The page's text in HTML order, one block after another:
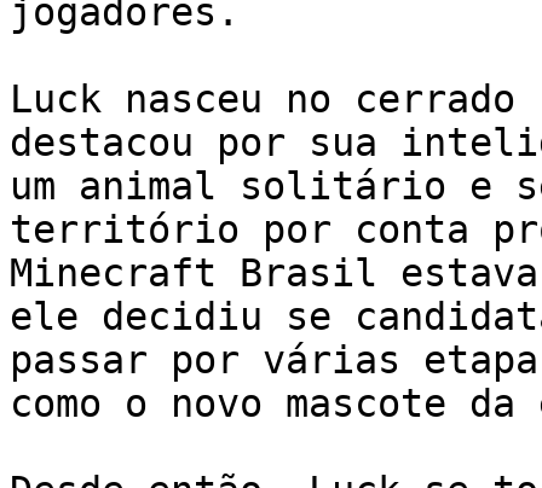
jogadores.
Luck nasceu no
destacou por sua
um animal solitário e
território por conta
Minecraft Brasil estava
ele decidiu se
passar por várias
como o novo mascote da